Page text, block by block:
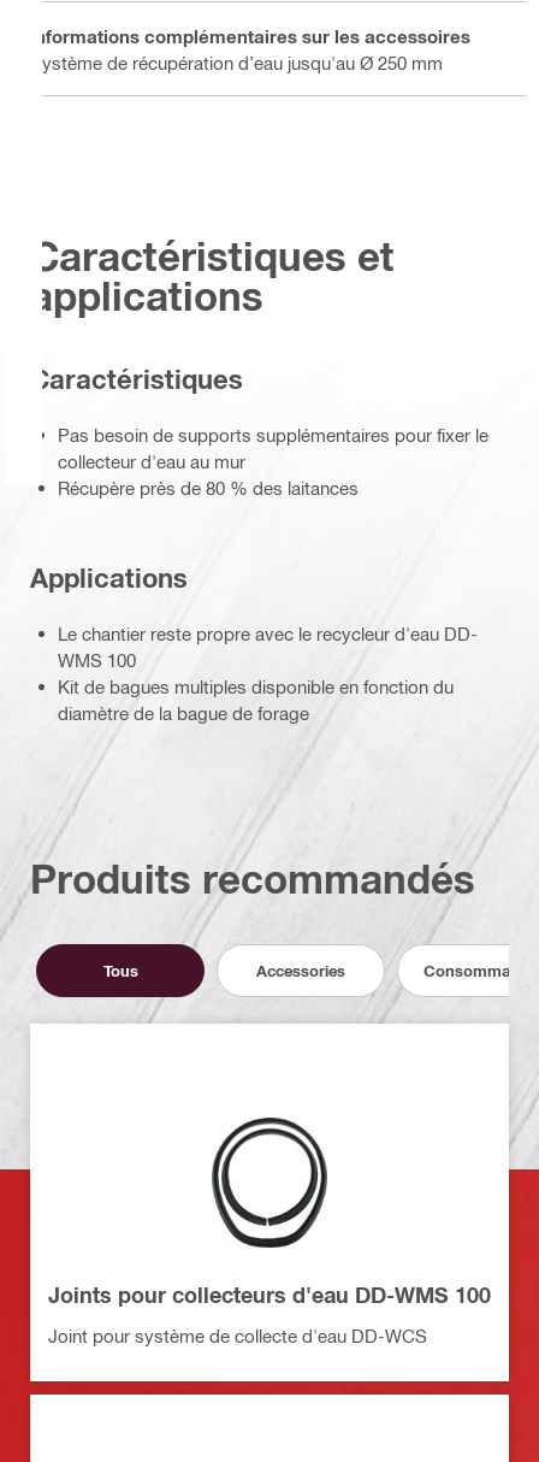
Informations complémentaires sur les accessoires
Système de récupération d’eau jusqu'au Ø 250 mm
Caractéristiques et
applications
Caractéristiques
Pas besoin de supports supplémentaires pour fixer le
collecteur d'eau au mur
Récupère près de 80 % des laitances
Applications
Le chantier reste propre avec le recycleur d'eau DD-
WMS 100
Kit de bagues multiples disponible en fonction du
diamètre de la bague de forage
Produits recommandés
Tous Accessories Consommables
Joints pour collecteurs d'eau DD-WMS 100
Joint pour système de collecte d'eau DD-WCS